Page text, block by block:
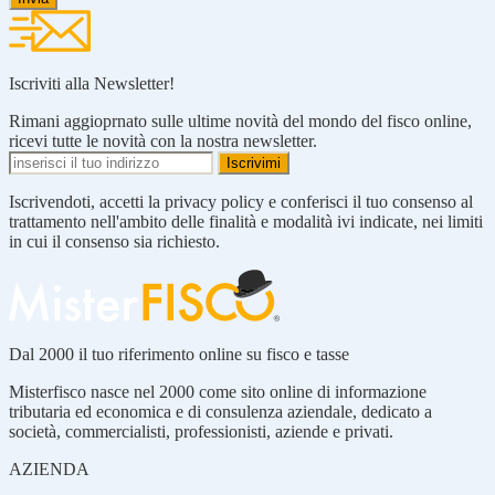
Iscriviti alla Newsletter!
Rimani aggioprnato sulle ultime novità del mondo del fisco online,
ricevi tutte le novità con la nostra newsletter.
Iscrivendoti, accetti la privacy policy e conferisci il tuo consenso al
trattamento nell'ambito delle finalità e modalità ivi indicate, nei limiti
in cui il consenso sia richiesto.
Dal 2000 il tuo riferimento online su fisco e tasse
Misterfisco nasce nel 2000 come sito online di informazione
tributaria ed economica e di consulenza aziendale, dedicato a
società, commercialisti, professionisti, aziende e privati.
AZIENDA